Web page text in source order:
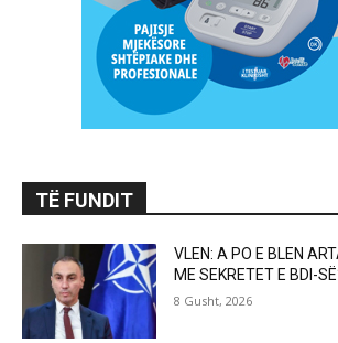
TË FUNDIT
VLEN: A PO E BLEN
ME SEKRETET E BDI-
8 Gusht, 2026